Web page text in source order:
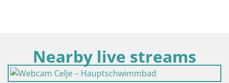
Nearby live streams